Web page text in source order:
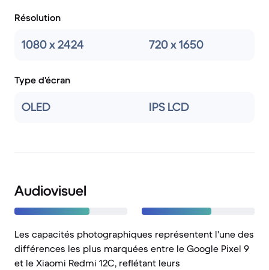
Résolution
1080 x 2424 720 x 1650
Type d'écran
OLED IPS LCD
Audiovisuel
Les capacités photographiques représentent l'une des
différences les plus marquées entre le Google Pixel 9
et le Xiaomi Redmi 12C, reflétant leurs